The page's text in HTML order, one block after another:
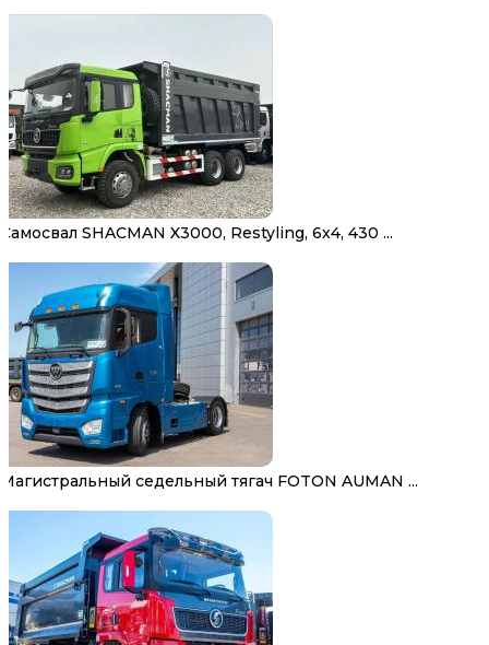
Самосвал SHACMAN X3000, Restyling, 6х4, 430 ...
Магистральный седельный тягач FOTON AUMAN ...